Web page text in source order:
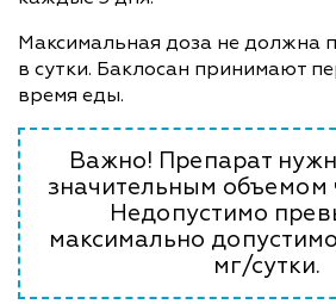
Максимальная доза не должна
в сутки. Баклосан принимают
время еды.
Важно! Препарат
значительным объемом
Недопустимо
максимально
мг/сутки.